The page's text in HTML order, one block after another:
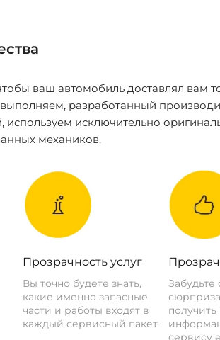
ваш автомобиль доставлял вам
разработанный
используем исключительно
механиков.
Прозрачность услуг
Вы точно будете знать,
какие именно запасные
части и работы входят в
каждый сервисный пакет.
сервису